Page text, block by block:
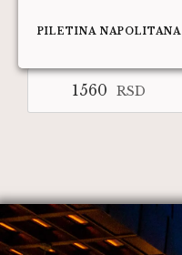
PILETINA NAPOLITANA
1560 RSD